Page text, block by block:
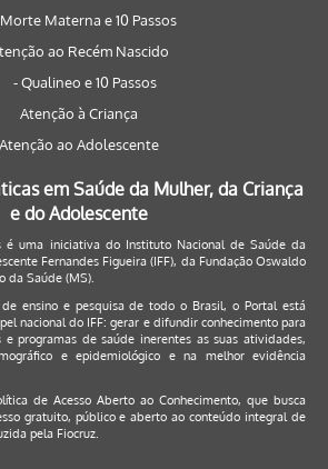
Materna e 10 Passos
ao Recém Nascido
- Qualineo e 10 Passos
Atenção à Criança
Atenção ao Adolescente
em Saúde da Mulher, da Criança
e do Adolescente
é uma iniciativa do Instituto Nacional de Saúde da
Fernandes Figueira (IFF), da Fundação Oswaldo
da Saúde (MS).
ensino e pesquisa de todo o Brasil, o Portal está
nacional do IFF: gerar e difundir conhecimento para
programas de saúde inerentes as suas atividades,
e epidemiológico e na melhor evidência
de Acesso Aberto ao Conhecimento, que busca
gratuito, público e aberto ao conteúdo integral de
pela Fiocruz.